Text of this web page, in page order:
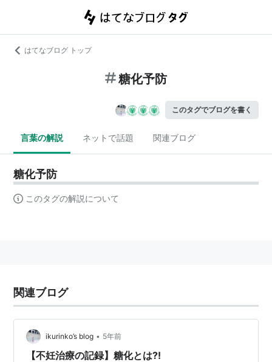
はてなブログ トップ
糖化予防
このタグでブログを書く
言葉の解説 ネットで話題 関連ブログ
糖化予防
このタグの解説について
関連ブログ
ikurinko’s blog • 5年前
【不妊治療の記録】糖化とは?!